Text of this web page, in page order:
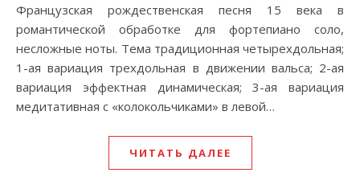
Французская рождественская песня 15 века в
романтической обработке для фортепиано соло,
несложные ноты. Тема традиционная четырехдольная;
1-ая вариация трехдольная в движении вальса; 2-ая
вариация эффектная динамическая; 3-ая вариация
медитативная с «колокольчиками» в левой…
ЧИТАТЬ ДАЛЕЕ